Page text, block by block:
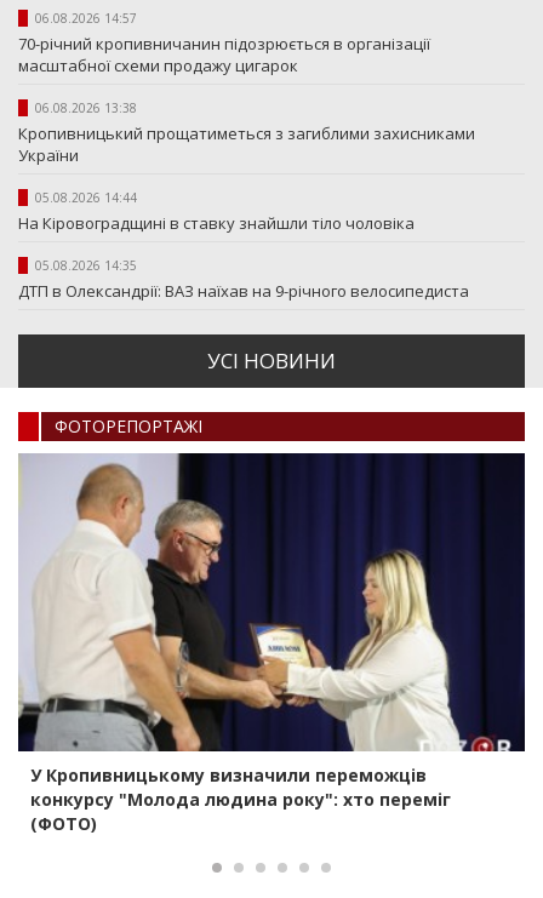
06.08.2026 14:57
70-річний кропивничанин підозрюється в організації
масштабної схеми продажу цигарок
06.08.2026 13:38
Кропивницький прощатиметься з загиблими захисниками
України
05.08.2026 14:44
На Кіровоградщині в ставку знайшли тіло чоловіка
05.08.2026 14:35
ДТП в Олександрії: ВАЗ наїхав на 9-річного велосипедиста
УСI НОВИНИ
ФОТОРЕПОРТАЖI
У Кропивницькому визначили переможців
конкурсу "Молода людина року": хто переміг
(ФОТО)